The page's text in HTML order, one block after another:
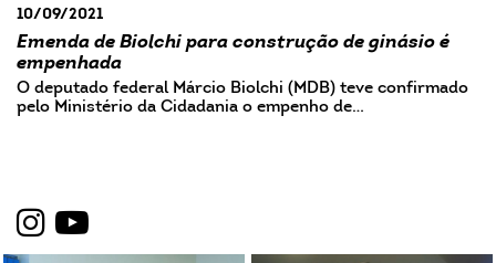
10/09/2021
Emenda de Biolchi para construção de ginásio é
empenhada
O deputado federal Márcio Biolchi (MDB) teve confirmado
pelo Ministério da Cidadania o empenho de…